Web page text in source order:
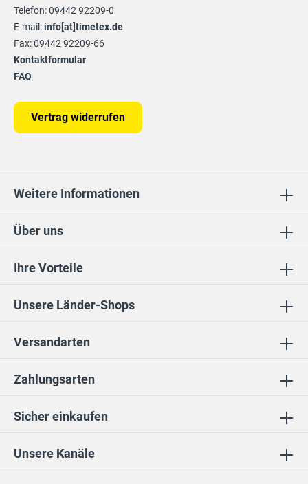
Unsere Kanäle
Ihre Vorteile
Unsere Länder-Shops
Sicher einkaufen
Über uns
Telefon: 09442 92209-0
E-mail:info[at]timetex.de
Fax: 09442 92209-66
Kontaktformular
FAQ
Vertrag widerrufen
Weitere Informationen
Zahlungsarten
Versandarten